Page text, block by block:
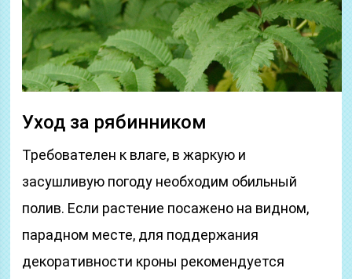
Уход за рябинником
Требователен к влаге, в жаркую и
засушливую погоду необходим обильный
полив. Если растение посажено на видном,
парадном месте, для поддержания
декоративности кроны рекомендуется